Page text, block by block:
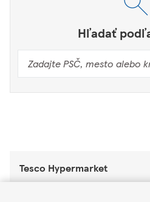
Hľadať
Tesco Hypermarket
Tesco